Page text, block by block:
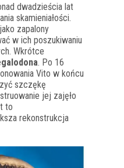
dwadzieścia lat
skamieniałości.
zapalony
w ich poszukiwaniu
Wkrótce
. Po 16
Vito w końcu
szczękę
jej zajęło
to
rekonstrukcja